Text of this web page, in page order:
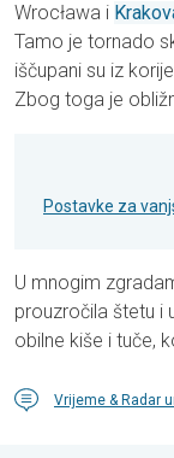
Wrocława i
Tamo je tornado
iščupani su iz
Zbog toga je
Postavke za
U mnogim
prouzročila štetu i
obilne kiše i tuče,
Vrijeme & Radar